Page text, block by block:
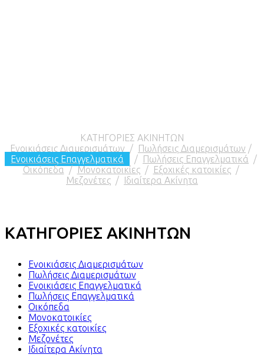
ΚΑΤΗΓΟΡΙΕΣ ΑΚΙΝΗΤΩΝ
Ενοικιάσεις Διαμερισμάτων / Πωλήσεις Διαμερισμάτων /
Ενοικιάσεις Επαγγελματικά
/ Πωλήσεις Επαγγελματικά
/
Οικόπεδα/Μονοκατοικίες/ Εξοχικές κατοικίες/
Μεζονέτες / Ιδιαίτερα Ακίνητα
ΚΑΤΗΓΟΡΙΕΣ ΑΚΙΝΗΤΩΝ
Ενοικιάσεις Διαμερισμάτων
Πωλήσεις Διαμερισμάτων
Ενοικιάσεις Επαγγελματικά
Πωλήσεις Επαγγελματικά
Οικόπεδα
Μονοκατοικίες
Εξοχικές κατοικίες
Μεζονέτες
Ιδιαίτερα Ακίνητα